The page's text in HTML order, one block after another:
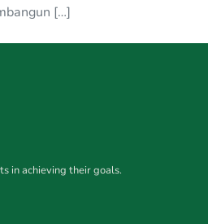
[…]
in achieving their goals.